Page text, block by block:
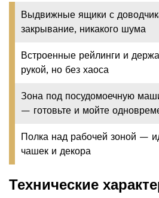
Выдвижные ящики с
закрывание, никакого шума
Встроенные рейлинги и
рукой, но без хаоса
Зона под посудомоечную
— готовьте и мойте
Полка над рабочей зоной —
чашек и декора
Технические